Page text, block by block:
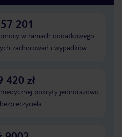
201
w ramach dodatkowego
zachorowań i wypadków
420 zł
pokryty jednorazowo